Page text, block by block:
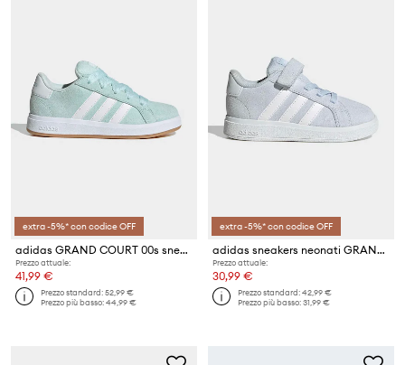
extra -5%* con codice OFF
adidas GRAND COURT 00s sneakers per bambini in scamoscio
Prezzo attuale:
41,99 €
Prezzo standard:52,99 €
Prezzo più basso:44,99 €
extra -5%* con codice OFF
adidas sneakers neonati GRAND COURT 00s
Prezzo attuale:
30,99 €
Prezzo standard:42,99 €
Prezzo più basso:31,99 €